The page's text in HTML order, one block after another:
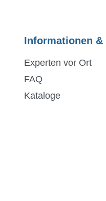
Informationen &
Experten vor Ort
FAQ
Kataloge